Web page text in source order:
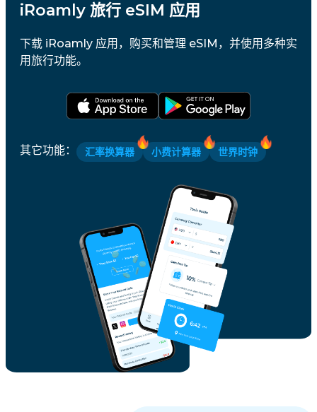
iRoamly 旅行 eSIM 应用
下载 iRoamly 应用，购买和管理 eSIM，并使用多种实
用旅行功能。
其它功能： 汇率换算器 小费计算器 世界时钟